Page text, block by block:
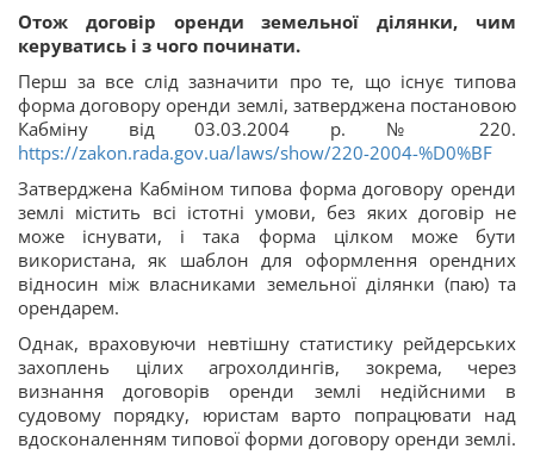
Отож договір оренди земельної ділянки, чим
керуватись і з чого починати.
Перш за все слід зазначити про те, що існує типова
форма договору оренди землі, затверджена постановою
Кабміну від 03.03.2004 р. № 220.
https://zakon.rada.gov.ua/laws/show/220-2004-%D0%BF
Затверджена Кабміном типова форма договору оренди
землі містить всі істотні умови, без яких договір не
може існувати, і така форма цілком може бути
використана, як шаблон для оформлення орендних
відносин між власниками земельної ділянки (паю) та
орендарем.
Однак, враховуючи невтішну статистику рейдерських
захоплень цілих агрохолдингів, зокрема, через
визнання договорів оренди землі недійсними в
судовому порядку, юристам варто попрацювати над
вдосконаленням типової форми договору оренди землі.